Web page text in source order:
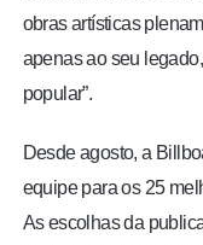
obras artísticas
apenas ao seu
popular”.
Desde agosto, a
equipe para os 25
As escolhas da